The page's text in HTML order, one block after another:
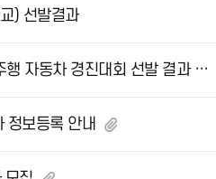
) 선발결과
호남권 SW중심대학 2025 Metamobility 자율주행 자동차 경진대회 선발 결과 안내
보등록 안내